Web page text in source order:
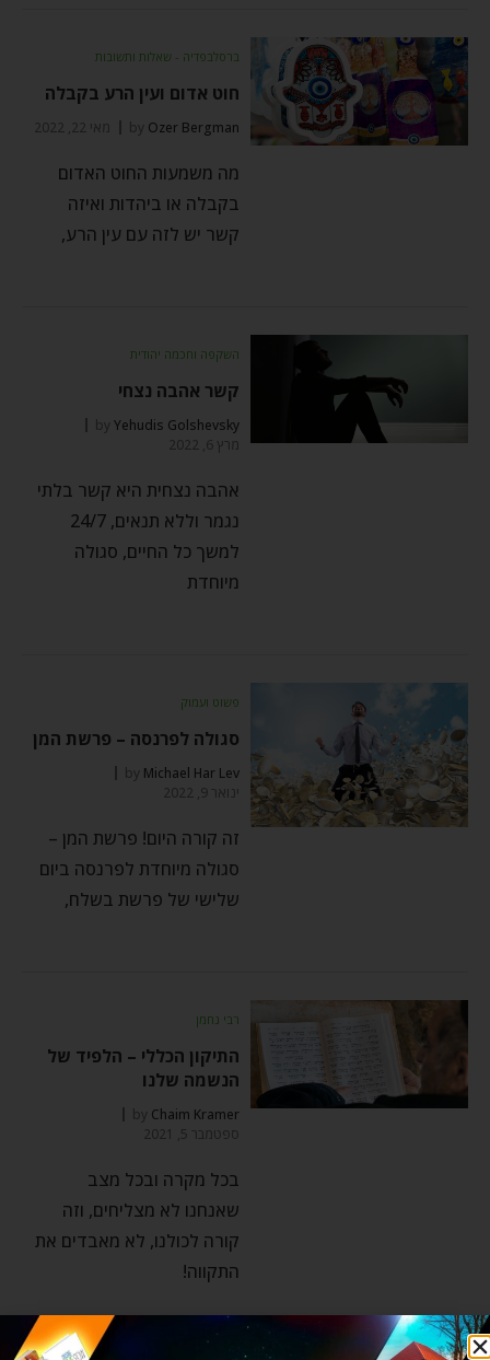
ברסלבפדיה - שאלות ותשובות
חוט אדום ועין הרע בקבלה
by Ozer Bergman מאי 22, 2022
מה משמעות החוט האדום
בקבלה או ביהדות ואיזה
קשר יש לזה עם עין הרע,
השקפה וחכמה יהודית
קשר אהבה נצחי
byYehudis Golshevsky
מרץ 6, 2022
אהבה נצחית היא קשר בלתי
נגמר וללא תנאים, 24/7
למשך כל החיים, סגולה
מיוחדת
פשוט ועמוק
סגולה לפרנסה – פרשת המן
by Michael Har Lev
ינואר 9, 2022
זה קורה היום! פרשת המן –
סגולה מיוחדת לפרנסה ביום
שלישי של פרשת בשלח,
רבי נחמן
התיקון הכללי – הלפיד של
הנשמה שלנו
by Chaim Kramer
ספטמבר 5, 2021
בכל מקרה ובכל מצב
שאנחנו לא מצליחים, וזה
קורה לכולנו, לא מאבדים את
התקווה!